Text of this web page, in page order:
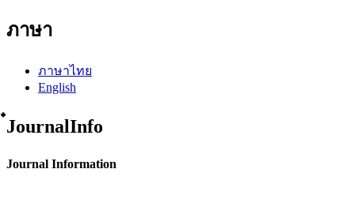
ภาษา
ภาษาไทย
English
๋JournalInfo
Journal Information